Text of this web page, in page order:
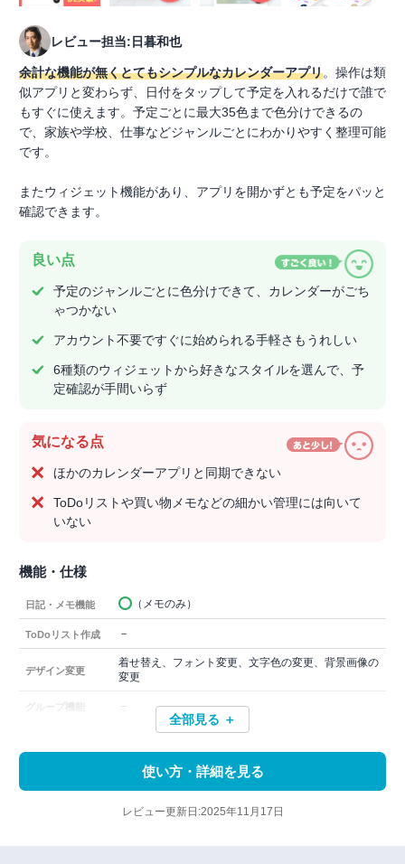
レビュー担当:日暮和也
余計な機能が無くとてもシンプルなカレンダーアプリ。操作は類
似アプリと変わらず、日付をタップして予定を入れるだけで誰で
もすぐに使えます。予定ごとに最大35色まで色分けできるの
で、家族や学校、仕事などジャンルごとにわかりやすく整理可能
です。
またウィジェット機能があり、アプリを開かずとも予定をパッと
確認できます。
良い点
予定のジャンルごとに色分けできて、カレンダーがごち
ゃつかない
アカウント不要ですぐに始められる手軽さもうれしい
6種類のウィジェットから好きなスタイルを選んで、予
定確認が手間いらず
気になる点
ほかのカレンダーアプリと同期できない
ToDoリストや買い物メモなどの細かい管理には向いて
いない
機能・仕様
日記・メモ機能 （メモのみ）
ToDoリスト作成 －
デザイン変更
着せ替え、フォント変更、文字色の変更、背景画像の
変更
－
全部見る ＋
使い方・詳細を見る
レビュー更新日:2025年11月17日